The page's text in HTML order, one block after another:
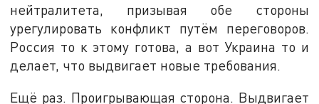
нейтралитета, призывая обе стороны
урегулировать конфликт путём переговоров.
Россия то к этому готова, а вот Украина то и
делает, что выдвигает новые требования.
Ещё раз. Проигрывающая сторона. Выдвигает